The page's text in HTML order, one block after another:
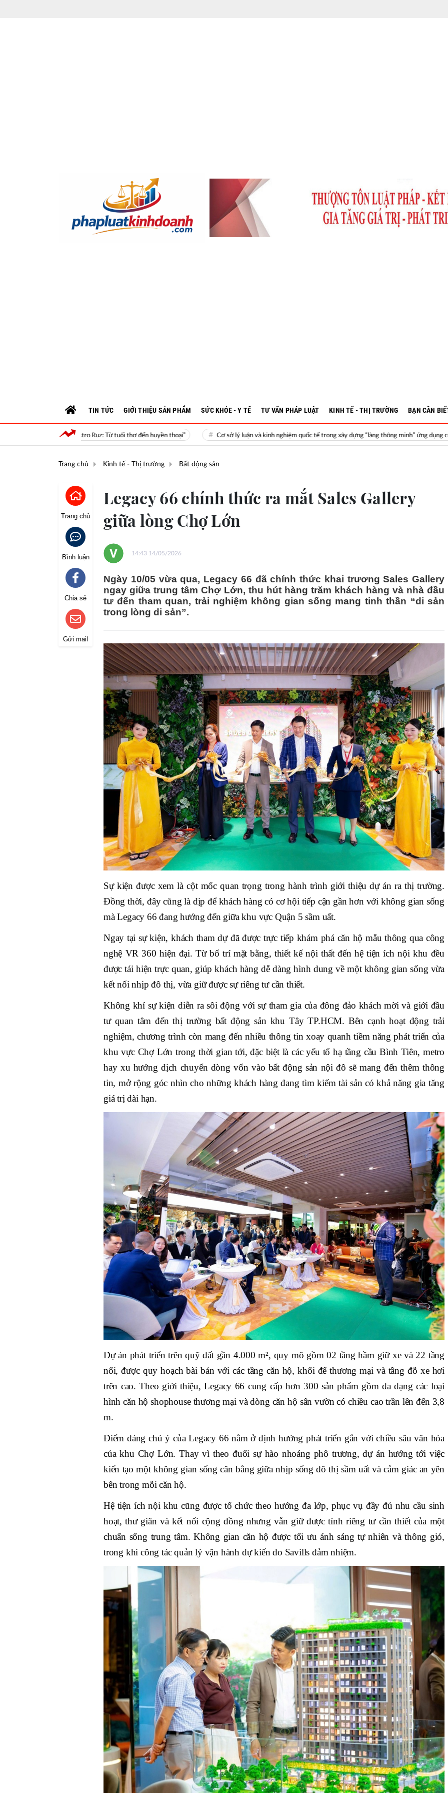
“Fidel Castro Ruz: Từ tuổi thơ đến huyền thoại” Cơ sở lý luận và kinh nghiệm quốc tế trong xây dựng “làng thông minh” ứng dụng công nghệ số
TIN TỨC GIỚI THIỆU SẢN PHẨM SỨC KHỎE - Y TẾ TƯ VẤN PHÁP LUẬT KINH TẾ - THỊ TRƯỜNG BẠN CẦN
Trang chủ Kinh tế - Thị trường Bất động sản
Trang chủ
Bình luận
Chia sẻ
Gửi mail
Legacy 66 chính thức ra mắt Sales Gallery
giữa lòng Chợ Lớn
14:43 14/05/2026
Ngày 10/05 vừa qua, Legacy 66 đã chính thức khai trương Sales Gallery
ngay giữa trung tâm Chợ Lớn, thu hút hàng trăm khách hàng và nhà đầu
tư đến tham quan, trải nghiệm không gian sống mang tinh thần “di sản
trong lòng di sản”.
Sự kiện được xem là cột mốc quan trọng trong hành trình giới thiệu dự án ra thị trường.
Đồng thời, đây cũng là dịp để khách hàng có cơ hội tiếp cận gần hơn với không gian sống
mà Legacy 66 đang hướng đến giữa khu vực Quận 5 sầm uất.
Ngay tại sự kiện, khách tham dự đã được trực tiếp khám phá căn hộ mẫu thông qua công
nghệ VR 360 hiện đại. Từ bố trí mặt bằng, thiết kế nội thất đến hệ tiện ích nội khu đều
được tái hiện trực quan, giúp khách hàng dễ dàng hình dung về một không gian sống vừa
kết nối nhịp đô thị, vừa giữ được sự riêng tư cần thiết.
Không khí sự kiện diễn ra sôi động với sự tham gia của đông đảo khách mời và giới đầu
tư quan tâm đến thị trường bất động sản khu Tây TP.HCM. Bên cạnh hoạt động trải
nghiệm, chương trình còn mang đến nhiều thông tin xoay quanh tiềm năng phát triển của
khu vực Chợ Lớn trong thời gian tới, đặc biệt là các yếu tố hạ tầng cầu Bình Tiên, metro
hay xu hướng dịch chuyển dòng vốn vào bất động sản nội đô sẽ mang đến thêm thông
tin, mở rộng góc nhìn cho những khách hàng đang tìm kiếm tài sản có khả năng gia tăng
giá trị dài hạn.
Dự án phát triển trên quỹ đất gần 4.000 m², quy mô gồm 02 tầng hầm giữ xe và 22 tầng
nổi, được quy hoạch bài bản với các tầng căn hộ, khối đế thương mại và tầng đỗ xe hơi
trên cao. Theo giới thiệu, Legacy 66 cung cấp hơn 300 sản phẩm gồm đa dạng các loại
hình căn hộ shophouse thương mại và dòng căn hộ sân vườn có chiều cao trần lên đến 3,8
m.
Điểm đáng chú ý của Legacy 66 nằm ở định hướng phát triển gắn với chiều sâu văn hóa
của khu Chợ Lớn. Thay vì theo đuổi sự hào nhoáng phô trương, dự án hướng tới việc
kiến tạo một không gian sống cân bằng giữa nhịp sống đô thị sầm uất và cảm giác an yên
bên trong mỗi căn hộ.
Hệ tiện ích nội khu cũng được tổ chức theo hướng đa lớp, phục vụ đầy đủ nhu cầu sinh
hoạt, thư giãn và kết nối cộng đồng nhưng vẫn giữ được tính riêng tư cần thiết của một
chuẩn sống trung tâm. Không gian căn hộ được tối ưu ánh sáng tự nhiên và thông gió,
trong khi công tác quản lý vận hành dự kiến do Savills đảm nhiệm.